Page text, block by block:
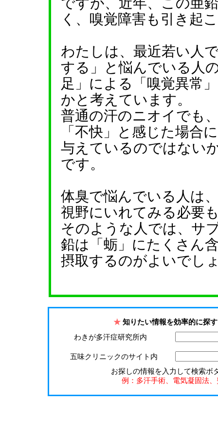
く、嗅覚障害も引き起
わたしは、最近若い人
する」と悩んでいる人
足」による「嗅覚異常
かと考えています。
普通の汗のニオイでも
「不快」と感じた場合
与えているのではない
です。
体臭で悩んでいる人は
視野にいれてみる必要
そのような人では、サ
鉛は「蛎」にたくさん
摂取するのがよいでし
★ 知りたい情報を効率的に探
わきが多汗症研究所内
五味クリニックのサイト内
お探しの情報を入力して検索ボ
例：多汗手術、電気凝固法